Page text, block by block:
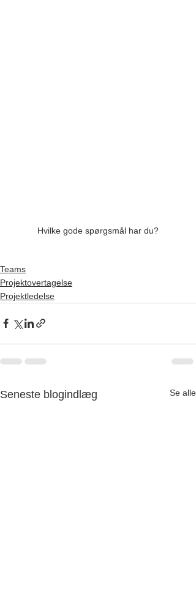
Hvilke gode spørgsmål har du?
Teams
Projektovertagelse
Projektledelse
Seneste blogindlæg Se alle